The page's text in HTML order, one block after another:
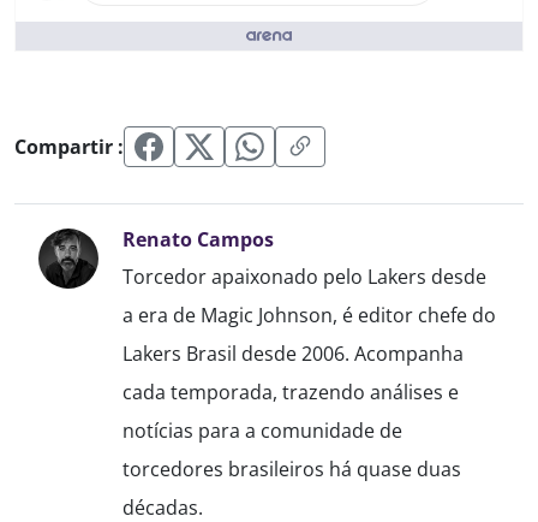
Pessoas que curtiram ()
Compartir :
Renato Campos
Torcedor apaixonado pelo Lakers desde
a era de Magic Johnson, é editor chefe do
Lakers Brasil desde 2006. Acompanha
cada temporada, trazendo análises e
notícias para a comunidade de
torcedores brasileiros há quase duas
décadas.